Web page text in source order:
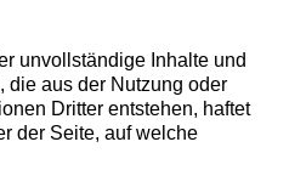
unvollständige Inhalte und
die aus der Nutzung oder
Dritter entstehen, haftet
der Seite, auf welche